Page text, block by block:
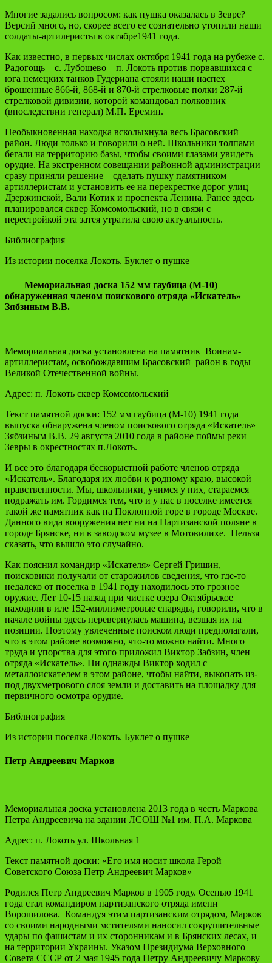
Многие задались вопросом: как пушка оказалась в Зевре?
Версий много, но, скорее всего ее сознательно утопили наши
солдаты-артилеристы в октябре1941 года.
Как известно, в первых числах октября 1941 года на рубеже с.
Радогощь – с. Лубошево – п. Локоть против порвавшихся с
юга немецких танков Гудериана стояли наши наспех
брошенные 866-й, 868-й и 870-й стрелковые полки 287-й
стрелковой дивизии, которой командовал полковник
(впоследствии генерал) М.П. Еремин.
Необыкновенная находка всколыхнула весь Брасовский
район. Люди только и говорили о ней. Школьники толпами
бегали на территорию базы, чтобы своими глазами увидеть
орудие. На экстренном совещании районной администрации
сразу приняли решение – сделать пушку памятником
артиллеристам и установить ее на перекрестке дорог улиц
Дзержинской, Вали Котик и проспекта Ленина. Ранее здесь
планировался сквер Комсомольский, но в связи с
перестройкой эта затея утратила свою актуальность.
Библиография
Из истории поселка Локоть. Буклет о пушке
Мемориальная доска 152 мм гаубица (М-10)
обнаруженная членом поискового отряда «Искатель»
Зябзиным В.В.
Мемориальная доска установлена на памятник Воинам-
артиллеристам, освобождавшим Брасовский район в годы
Великой Отечественной войны.
Адрес: п. Локоть сквер Комсомольский
Текст памятной доски: 152 мм гаубица (М-10) 1941 года
выпуска обнаружена членом поискового отряда «Искатель»
Зябзиным В.В. 29 августа 2010 года в районе поймы реки
Зевры в окрестностях п.Локоть.
И все это благодаря бескорыстной работе членов отряда
«Искатель». Благодаря их любви к родному краю, высокой
нравственности. Мы, школьники, учимся у них, стараемся
подражать им. Гордимся тем, что и у нас в поселке имеется
такой же памятник как на Поклонной горе в городе Москве.
Данного вида вооружения нет ни на Партизанской поляне в
городе Брянске, ни в заводском музее в Мотовилихе. Нельзя
сказать, что вышло это случайно.
Как пояснил командир «Искателя» Сергей Гришин,
поисковики получали от старожилов сведения, что где-то
недалеко от поселка в 1941 году находилось это грозное
оружие. Лет 10-15 назад при чистке озера Октябрьское
находили в иле 152-миллиметровые снаряды, говорили, что в
начале войны здесь перевернулась машина, везшая их на
позиции. Поэтому увлеченные поиском люди предполагали,
что в этом районе возможно, что-то можно найти. Много
труда и упорства для этого приложил Виктор Забзин, член
отряда «Искатель». Ни однажды Виктор ходил с
металлоискателем в этом районе, чтобы найти, выкопать из-
под двухметрового слоя земли и доставить на площадку для
первичного осмотра орудие.
Библиография
Из истории поселка Локоть. Буклет о пушке
Петр Андреевич Марков
Мемориальная доска установлена 2013 года в честь Маркова
Петра Андреевича на здании ЛСОШ №1 им. П.А. Маркова
Адрес: п. Локоть ул. Школьная 1
Текст памятной доски: «Его имя носит школа Герой
Советского Союза Петр Андреевич Марков»
Родился Петр Андреевич Марков в 1905 году. Осенью 1941
года стал командиром партизанского отряда имени
Ворошилова. Командуя этим партизанским отрядом, Марков
со своими народными мстителями наносил сокрушительные
удары по фашистам и их сторонникам и в Брянских лесах, и
на территории Украины. Указом Президиума Верховного
Совета СССР от 2 мая 1945 года Петру Андреевичу Маркову